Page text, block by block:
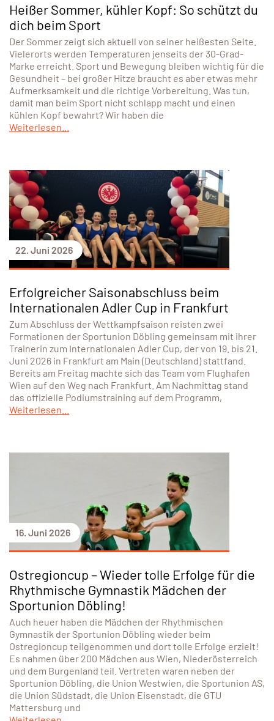
Heißer Sommer, kühler Kopf: So schützt du
dich beim Sport
Der Sommer zeigt sich aktuell von seiner heißesten Seite.
Vielerorts werden Temperaturen jenseits der 30-Grad-
Marke erreicht. Sport und Bewegung bleiben wichtig für die
Gesundheit – bei großer Hitze braucht es aber etwas mehr
Aufmerksamkeit und die richtige Vorbereitung. Was tun,
damit man beim Sport nicht schlapp macht und einen
kühlen Kopf bewahrt? Wir haben die
Weiterlesen...
22. Juni 2026
Erfolgreicher Saisonabschluss beim
Internationalen Adler Cup in Frankfurt
Zum Abschluss der Wettkampfsaison reisten zwei
Formationen der Sportunion Döbling gemeinsam mit ihrer
Trainerin zum Internationalen Adler Cup, der von 19. bis 21.
Juni 2026 in Frankfurt am Main (Deutschland) stattfand.
Bereits am Freitag machte sich das Team vom Flughafen
Wien auf den Weg nach Frankfurt. Am Nachmittag stand
das offizielle Podiumstraining auf dem Programm,
Weiterlesen...
16. Juni 2026
Ostregioncup – Wieder tolle Erfolge für die
Rhythmische Gymnastik Mädchen der
Sportunion Döbling!
Auch heuer haben die Mädchen der Rhythmischen
Gymnastik der Sportunion Döbling wieder beim
Ostregioncup teilgenommen und dort tolle Erfolge erzielt!
Es nahmen über 200 Mädchen aus Wien, Niederösterreich
und dem Burgenland teil. Vertreten waren neben der
Sportunion Döbling, die Union Westwien, die Sportunion AS,
die Union Südstadt, die Union Eisenstadt, die GTU
Mattersburg und